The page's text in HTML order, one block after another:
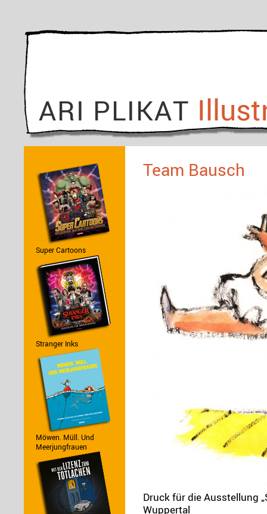
ARI PLIKAT
Super Cartoons
Stranger Inks
Möwen. Müll. Und
Meerjungfrauen
Team Bausch
Druck für die Ausstellung
Wuppertal